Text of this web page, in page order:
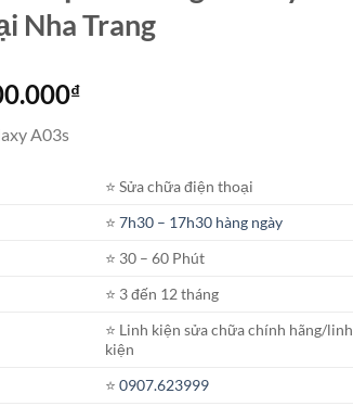
Nha Trang
₫Khoảng
đến
1.100.000₫
A03s
⭐️ Sửa chữa điện thoại
⭐️7h30 – 17h30 hàng ngày
⭐️ 30 – 60 Phút
⭐️ 3 đến 12 tháng
⭐️ Linh kiện sửa chữa chính hãng/linh
kiện
⭐️0907.623999